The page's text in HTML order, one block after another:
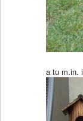
a tu m.in.